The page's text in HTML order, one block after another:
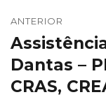
de
Post
ANTERIOR
Post
anterior:
Dantas –
CRAS,